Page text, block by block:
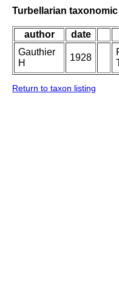
Turbellarian
author date
Gauthier
H
1928
Return to taxon listing